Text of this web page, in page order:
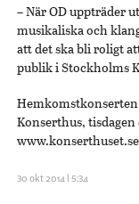
– När OD uppträder
musikaliska och
att det ska bli roligt
publik i Stockholms
Konserthus,
30 okt 2014 | 5:34